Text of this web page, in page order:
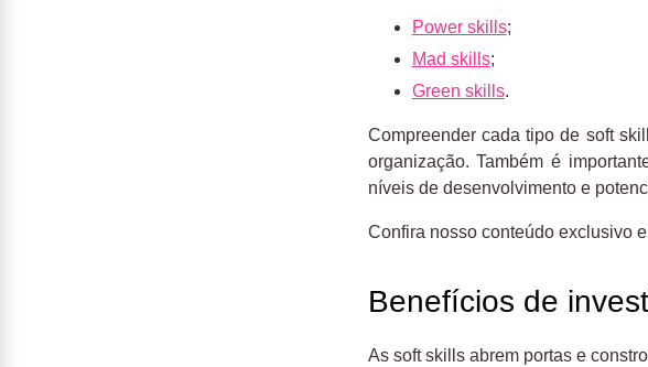
Power skills;
Mad skills;
Green skills.
Compreender cada tipo de soft
organização. Também é
níveis de desenvolvimento e
Confira nosso conteúdo exclusivo
Benefícios de
As soft skills abrem portas e